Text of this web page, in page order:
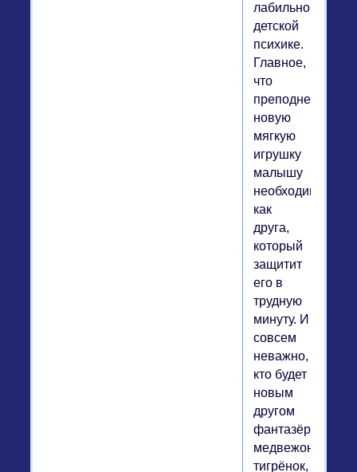
лабильной
детской
психике.
Главное,
что
преподнести
новую
мягкую
игрушку
малышу
необходимо
как
друга,
который
защитит
его в
трудную
минуту. И
совсем
неважно,
кто будет
новым
другом
фантазёра:
медвежонок,
тигрёнок,